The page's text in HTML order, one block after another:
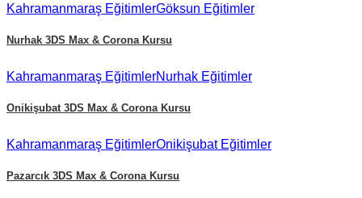
Kahramanmaraş EğitimlerGöksun Eğitimler
Nurhak 3DS Max & Corona Kursu
Kahramanmaraş EğitimlerNurhak Eğitimler
Onikişubat 3DS Max & Corona Kursu
Kahramanmaraş EğitimlerOnikişubatEğitimler
Pazarcık 3DS Max & Corona Kursu